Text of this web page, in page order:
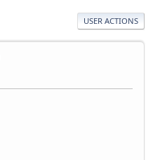
USER ACTIONS